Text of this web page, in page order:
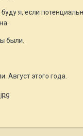
я, если
были.
Август этого года.